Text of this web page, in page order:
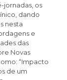
jornadas, os
dando
nesta
e
das
Novas
“Impacto
de um